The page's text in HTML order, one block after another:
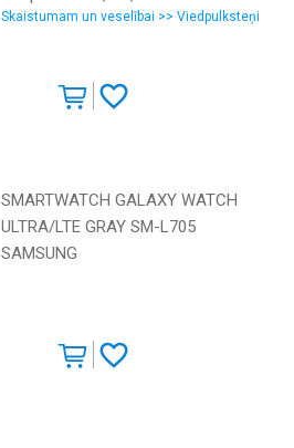
Skaistumam un veselībai >> Viedpulksteņi
SMARTWATCH GALAXY WATCH
ULTRA/LTE GRAY SM-L705
SAMSUNG